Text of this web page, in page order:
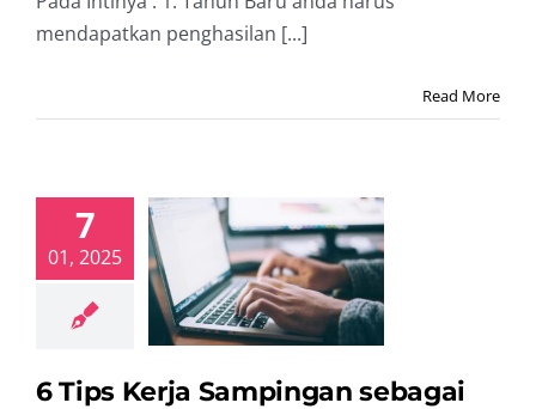
mendapatkan penghasilan [...]
Read More
7
01, 2025
Kerja
Sales
6 Tips Kerja Sampingan sebagai